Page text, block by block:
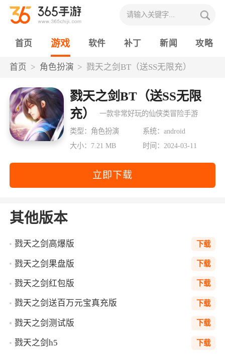
首页 游戏 软件 补丁 新闻 攻略
首页 角色扮演 戮天之剑BT（送SS无限充）
戮天之剑BT（送SS无限
充）
一款非常好玩的仙侠类冒险手游
类型：角色扮演
系统：android
大小：7.21 MB
时间：2024-03-11
立即下载
其他版本
戮天之剑高爆版 下载
戮天之剑果盘版 下载
戮天之剑红包版 下载
戮天之剑送百万元宝真充版 下载
戮天之剑测试版 下载
戮天之剑h5 下载